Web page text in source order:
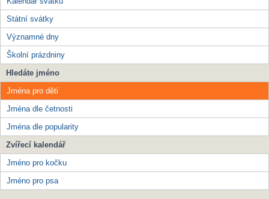
Státní svátky
Významné dny
Školní prázdniny
Hledáte jméno
Jména pro děti
Jména dle četnosti
Jména dle popularity
Zvířecí kalendář
Jméno pro kočku
Jméno pro psa